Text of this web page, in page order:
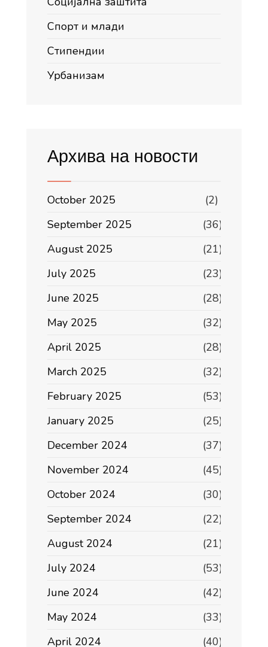
Спорт и млади
Стипендии
Урбанизам
Архива на новости
October 2025
(2)
September 2025
(36)
August 2025
(21)
July 2025
(23)
June 2025
(28)
May 2025
(32)
April 2025
(28)
March 2025
(32)
February 2025
(53)
January 2025
(25)
December 2024
(37)
November 2024
(45)
October 2024
(30)
September 2024
(22)
August 2024
(21)
July 2024
(53)
June 2024
(42)
May 2024
(33)
April 2024
(40)